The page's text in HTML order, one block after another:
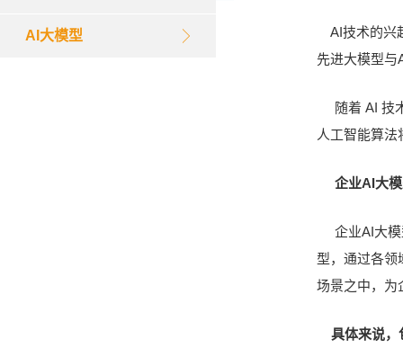
AI技术的兴
先进大模型与
随着 AI 技
人工智能算
企业AI大模
企业AI大模
型，通过各领
场景之中，为
具体来说，
AI大模型